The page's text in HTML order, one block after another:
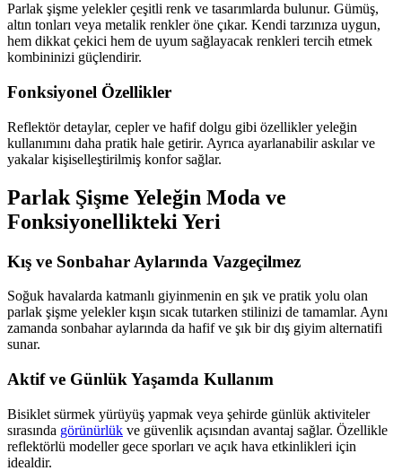
Parlak şişme yelekler çeşitli renk ve tasarımlarda bulunur. Gümüş,
altın tonları veya metalik renkler öne çıkar. Kendi tarzınıza uygun,
hem dikkat çekici hem de uyum sağlayacak renkleri tercih etmek
kombininizi güçlendirir.
Fonksiyonel Özellikler
Reflektör detaylar, cepler ve hafif dolgu gibi özellikler yeleğin
kullanımını daha pratik hale getirir. Ayrıca ayarlanabilir askılar ve
yakalar kişiselleştirilmiş konfor sağlar.
Parlak Şişme Yeleğin Moda ve
Fonksiyonellikteki Yeri
Kış ve Sonbahar Aylarında Vazgeçilmez
Soğuk havalarda katmanlı giyinmenin en şık ve pratik yolu olan
parlak şişme yelekler kışın sıcak tutarken stilinizi de tamamlar. Aynı
zamanda sonbahar aylarında da hafif ve şık bir dış giyim alternatifi
sunar.
Aktif ve Günlük Yaşamda Kullanım
Bisiklet sürmek yürüyüş yapmak veya şehirde günlük aktiviteler
sırasında görünürlük ve güvenlik açısından avantaj sağlar. Özellikle
reflektörlü modeller gece sporları ve açık hava etkinlikleri için
idealdir.